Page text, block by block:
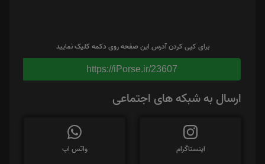
برای کپی کردن آدرس این صفحه روی دکمه کلیک نمایید
https://iPorse.ir/23607
ارسال به شبکه های اجتماعی
اینستاگرام واتس اپ